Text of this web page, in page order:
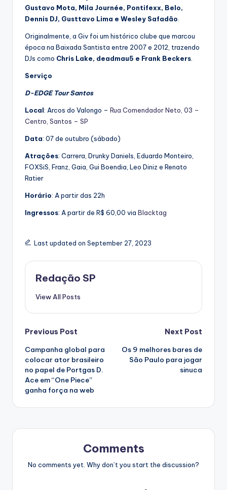
Gustavo Mota, Mila Journée, Pontifexx, Belo,
Dennis DJ, Gusttavo Lima e Wesley Safadão.
Originalmente, a Giv foi um histórico clube que marcou
época na Baixada Santista entre 2007 e 2012, trazendo
DJs como Chris Lake, deadmau5 e Frank Beckers.
Serviço
D-EDGE Tour Santos
Local: Arcos do Valongo – Rua Comendador Neto, 03 –
Centro, Santos – SP
Data: 07 de outubro (sábado)
Atrações: Carrera, Drunky Daniels, Eduardo Monteiro,
FOXSiS, Franz, Gaia, Gui Boendia, Leo Diniz e Renato
Ratier
Horário: A partir das 22h
Ingressos: A partir de R$ 60,00 via Blacktag
Last updated on September 27, 2023
Redação SP
View All Posts
Post
navigation
Previous Post
Campanha global para
colocar ator brasileiro
no papel de Portgas D.
Ace em “One Piece”
ganha força na web
Next Post
Os 9 melhores bares de
São Paulo para jogar
sinuca
Comments
No comments yet. Why don’t you start the discussion?